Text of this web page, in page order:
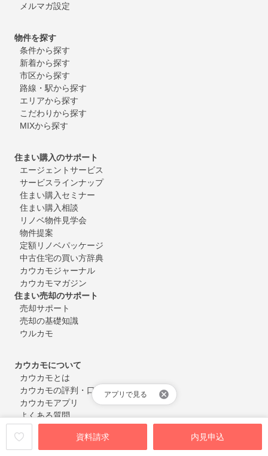
資料請求 内見申込
アプリで見る
メルマガ設定
物件を探す
条件から探す
新着から探す
市区から探す
路線・駅から探す
エリアから探す
こだわりから探す
MIXから探す
住まい購入のサポート
エージェントサービス
サービスラインナップ
住まい購入セミナー
住まい購入相談
リノベ物件見学会
物件提案
定額リノベパッケージ
中古住宅の買い方辞典
カウカモジャーナル
カウカモマガジン
住まい売却のサポート
売却サポート
売却の基礎知識
ウルカモ
カウカモについて
カウカモとは
カウカモの評判・口コミ
カウカモアプリ
よくある質問
会員登録・ログイン